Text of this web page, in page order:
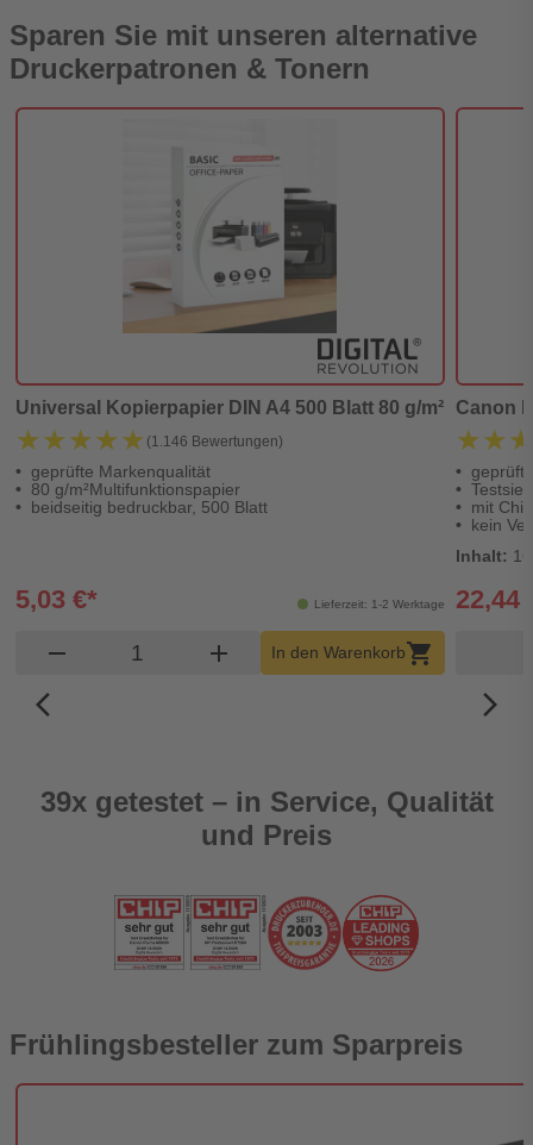
Sparen Sie mit unseren alternative
Druckerpatronen & Tonern
Universal Kopierpapier DIN A4 500 Blatt 80 g/m²
★★★★★
★★★★★ (1.146 Bewertungen)
geprüfte Markenqualität
80 g/m²Multifunktionspapier
beidseitig bedruckbar, 500 Blatt
Lieferzeit: 1-2 Werktage
5,03 €*
remove Produkt Warenkorb Menge
add In den Warenkorbshopping_cart
Canon
mit
kein
Inhalt:
22,44
arrow_back_ios_new arrow_forward_ios
39x getestet – in Service, Qualität
und Preis
Frühlingsbesteller zum Sparpreis